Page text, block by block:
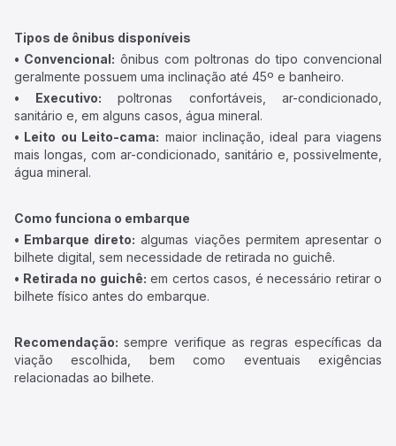
Tipos de ônibus disponíveis
• Convencional: ônibus com poltronas do tipo convencional
geralmente possuem uma inclinação até 45º e banheiro.
• Executivo: poltronas confortáveis, ar-condicionado,
sanitário e, em alguns casos, água mineral.
• Leito ou Leito-cama: maior inclinação, ideal para viagens
mais longas, com ar-condicionado, sanitário e, possivelmente,
água mineral.
Como funciona o embarque
• Embarque direto: algumas viações permitem apresentar o
bilhete digital, sem necessidade de retirada no guichê.
• Retirada no guichê: em certos casos, é necessário retirar o
bilhete físico antes do embarque.
Recomendação: sempre verifique as regras específicas da
viação escolhida, bem como eventuais exigências
relacionadas ao bilhete.